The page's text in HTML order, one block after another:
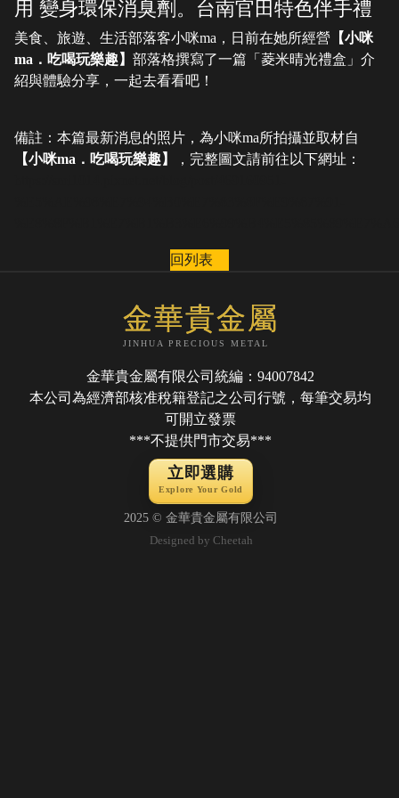
用 變身環保消臭劑。台南官田特色伴手禮
美食、旅遊、生活部落客小咪ma，日前在她所經營 【小咪
ma．吃喝玩樂趣】 部落格撰寫了一篇「菱米晴光禮盒」介
紹與體驗分享，一起去看看吧！
備註：本篇最新消息的照片，為小咪ma所拍攝並取材自
【小咪ma．吃喝玩樂趣】
，完整圖文請前往以下網址：
回列表
金華貴金屬
JINHUA PRECIOUS METAL
金華貴金屬有限公司統編：94007842
本公司為經濟部核准稅籍登記之公司行號，每筆交易均
可開立發票
***不提供門市交易***
立即選購
Explore Your Gold
2025 © 金華貴金屬有限公司
Designed by Cheetah